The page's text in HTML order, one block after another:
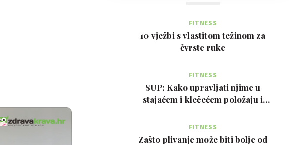
FITNESS
10 vježbi s vlastitom težinom za
čvrste ruke
FITNESS
SUP: Kako upravljati njime u
stajaćem i klečećem položaju i
FITNESS
Zašto plivanje može biti bolje od